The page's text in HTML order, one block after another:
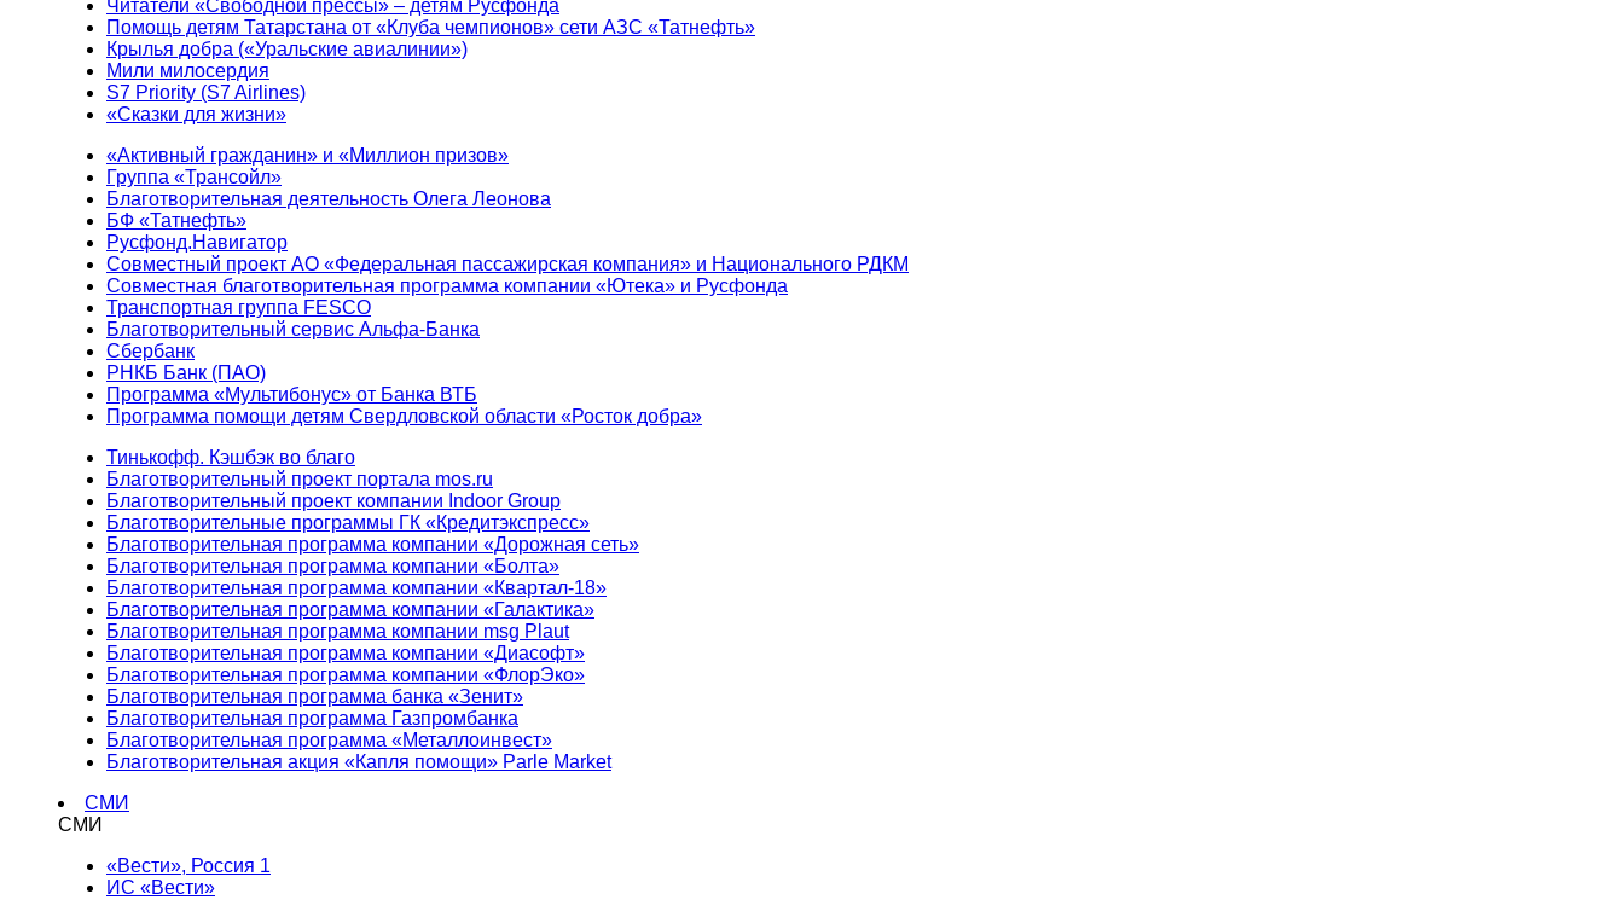
Читатели «Свободной прессы» – детям Русфонда
Помощь детям Татарстана от «Клуба чемпионов» сети АЗС «Татнефть»
Крылья добра («Уральские авиалинии»)
Мили милосердия
S7 Priority (S7 Airlines)
«Сказки для жизни»
«Активный гражданин» и «Миллион призов»
Группа «Трансойл»
Благотворительная деятельность Олега Леонова
БФ «Татнефть»
Русфонд.Навигатор
Совместный проект АО «Федеральная пассажирская компания» и Национального РДКМ
Совместная благотворительная программа компании «Ютека» и Русфонда
Транспортная группа FESCO
Благотворительный сервис Альфа-Банка
Сбербанк
РНКБ Банк (ПАО)
Программа «Мультибонус» от Банка ВТБ
Программа помощи детям Свердловской области «Росток добра»
Тинькофф. Кэшбэк во благо
Благотворительный проект портала mos.ru
Благотворительный проект компании Indoor Group
Благотворительные программы ГК «Кредитэкспресс»
Благотворительная программа компании «Дорожная сеть»
Благотворительная программа компании «Болта»
Благотворительная программа компании «Квартал-18»
Благотворительная программа компании «Галактика»
Благотворительная программа компании msg Plaut
Благотворительная программа компании «Диасофт»
Благотворительная программа компании «ФлорЭко»
Благотворительная программа банка «Зенит»
Благотворительная программа Газпромбанка
Благотворительная программа «Металлоинвест»
Благотворительная акция «Капля помощи» Parle Market
СМИ
СМИ
«Вести», Россия 1
ИС «Вести»